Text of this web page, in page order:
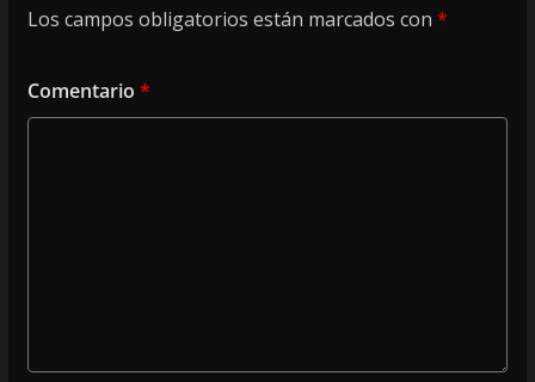
Los campos obligatorios están marcados con *
Comentario *